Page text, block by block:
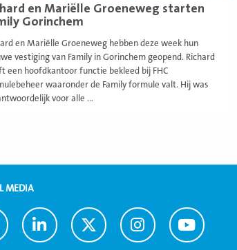
en Mariëlle Groeneweg starten
Gorinchem
en Mariëlle Groeneweg hebben deze week hun
vestiging van Family in Gorinchem geopend. Richard
een hoofdkantoor functie bekleed bij FHC
waaronder de Family formule valt. Hij was
voor alle ...
MEDIA
Ga
naar
Ga
naar
Ga
naar
Ga
naar